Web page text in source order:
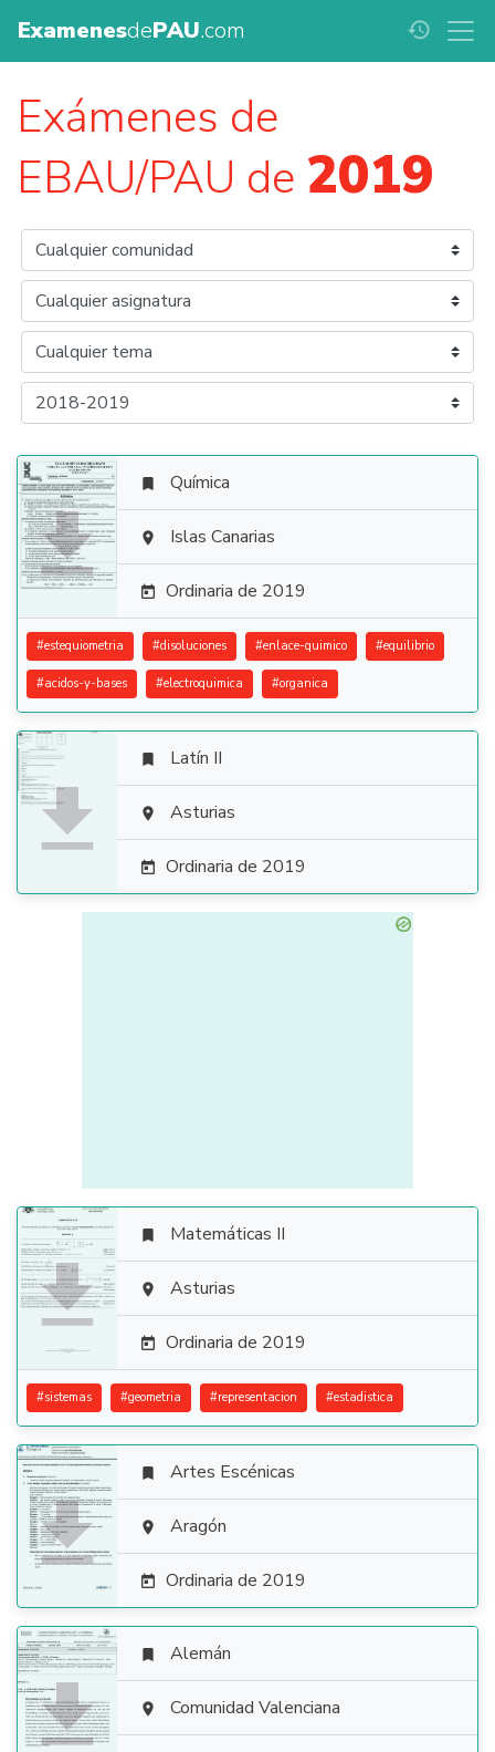
ExamenesdePAU.com history
Exámenes de
EBAU/PAU de 2019

 Química
 Islas Canarias
 Ordinaria de 2019
#estequiometria #disoluciones #enlace-quimico #equilibrio
#acidos-y-bases #electroquimica #organica

 Latín II
 Asturias
 Ordinaria de 2019

 Matemáticas II
 Asturias
 Ordinaria de 2019
#sistemas #geometria #representacion #estadistica

 Artes Escénicas
 Aragón
 Ordinaria de 2019

 Alemán
 Comunidad Valenciana